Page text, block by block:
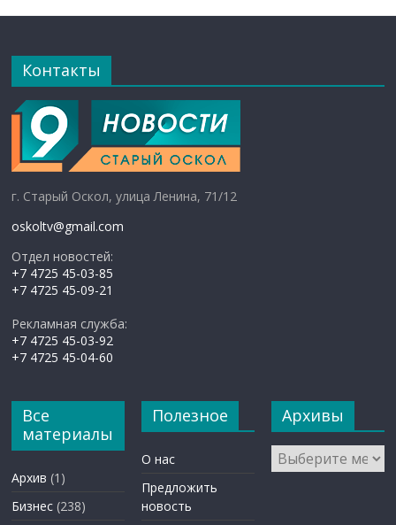
Контакты
г. Старый Оскол, улица Ленина, 71/12
oskoltv@gmail.com
Отдел новостей:
+7 4725 45-03-85
+7 4725 45-09-21
Рекламная служба:
+7 4725 45-03-92
+7 4725 45-04-60
Все
материалы
Архив (1)
Бизнес (238)
Полезное
О нас
Предложить
новость
Архивы
Архивы